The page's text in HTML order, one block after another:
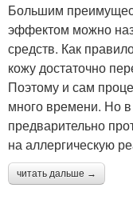
Большим
эффектом можно
средств. Как
кожу достаточно
Поэтому и сам
много времени. Но
предварительно
на аллергическую
читать дальше →